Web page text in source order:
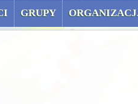
GRUPY